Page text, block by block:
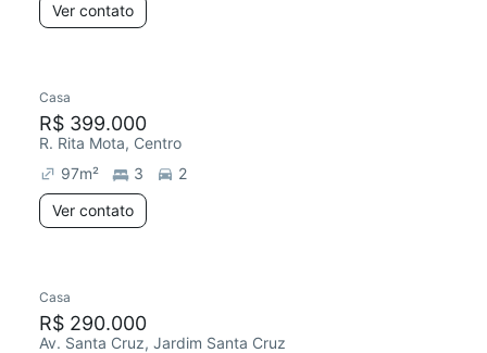
Ver contato
Casa
R$ 399.000
R. Rita Mota, Centro
97m² 3
2
Ver contato
Casa
R$ 290.000
Av. Santa Cruz, Jardim Santa Cruz